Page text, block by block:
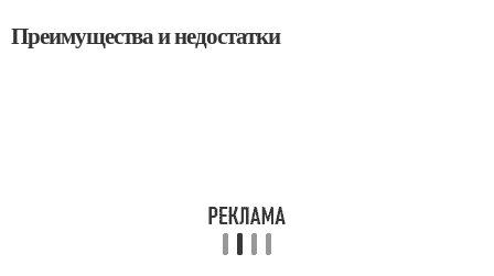
Преимущества и недостатки